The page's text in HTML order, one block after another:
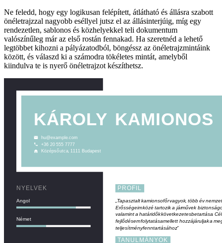
Ne feledd, hogy egy logikusan felépített, átlátható és állásra szabott
önéletrajzzal nagyobb eséllyel jutsz el az állásinterjúig, míg egy
rendezetlen, sablonos és közhelyekkel teli dokumentum
valószínűleg már az első rostán fennakad. Ha szeretnéd a lehető
legtöbbet kihozni a pályázatodból, böngéssz az önéletrajzmintáink
között, és válaszd ki a számodra tökéletes mintát, amelyből
kiindulva te is nyerő önéletrajzot készíthetsz.